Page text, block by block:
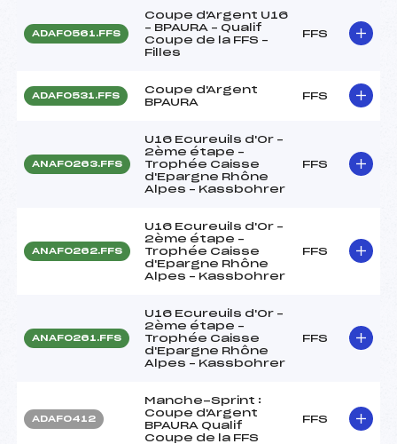
ADAF0561.FFS
Coupe d'Argent U16
– BPAURA – Qualif
Coupe de la FFS –
Filles
FFS
ADAF0531.FFS
Coupe d'Argent
BPAURA
FFS
ANAF0263.FFS
U16 Ecureuils d'Or –
2ème étape –
Trophée Caisse
d'Epargne Rhône
Alpes – Kassbohrer
FFS
ANAF0262.FFS
U16 Ecureuils d'Or –
2ème étape –
Trophée Caisse
d'Epargne Rhône
Alpes – Kassbohrer
FFS
ANAF0261.FFS
U16 Ecureuils d'Or –
2ème étape –
Trophée Caisse
d'Epargne Rhône
Alpes – Kassbohrer
FFS
ADAF0412
Manche-Sprint :
Coupe d'Argent
BPAURA Qualif
Coupe de la FFS
FFS